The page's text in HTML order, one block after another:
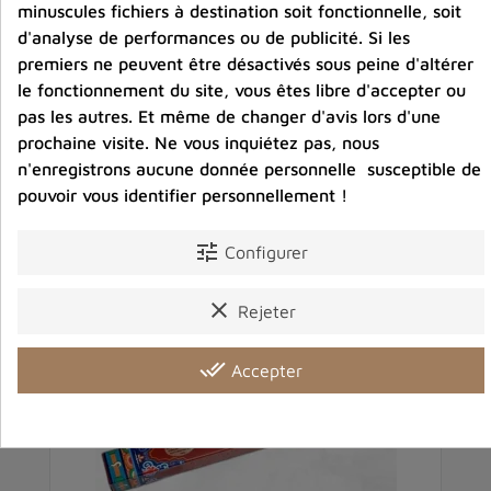
Description Détails du produit Avis clients
Vous aimerez aussi
minuscules fichiers à destination soit fonctionnelle, soit
d'analyse de performances ou de publicité. Si les
premiers ne peuvent être désactivés sous peine d'altérer
le fonctionnement du site, vous êtes libre d'accepter ou
pas les autres. Et même de changer d'avis lors d'une
prochaine visite. Ne vous inquiétez pas, nous
n'enregistrons aucune donnée personnelle susceptible de
pouvoir vous identifier personnellement !
tune Configurer
clear Rejeter
done_all Accepter